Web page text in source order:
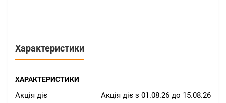
Характеристики
ХАРАКТЕРИСТИКИ
Акція діє
Акція діє з 01.08.26 до 15.08.26